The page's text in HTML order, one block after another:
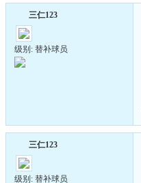
三仁123
级别: 替补球员
三仁123
级别: 替补球员